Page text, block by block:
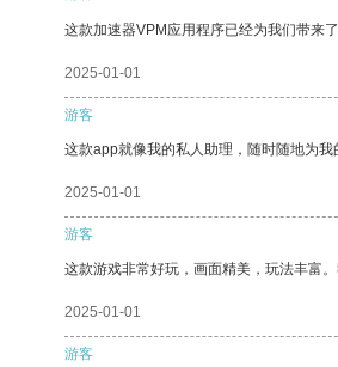
这款加速器VPM应用程序已经为我们带来
2025-01-01
游客
这款app就像我的私人助理，随时随地为
2025-01-01
游客
这款游戏非常好玩，画面精美，玩法丰富
2025-01-01
游客